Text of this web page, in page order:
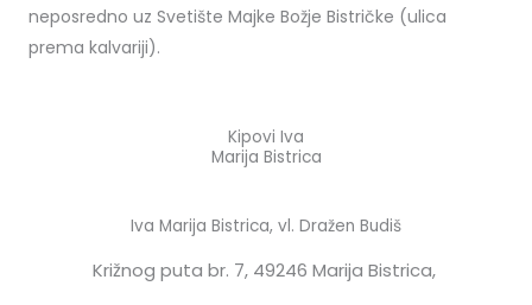
neposredno uz Svetište Majke Božje Bistričke (ulica
prema kalvariji).
Kipovi Iva
Marija Bistrica
Iva Marija Bistrica, vl. Dražen Budiš
Križnog puta br. 7, 49246 Marija Bistrica,